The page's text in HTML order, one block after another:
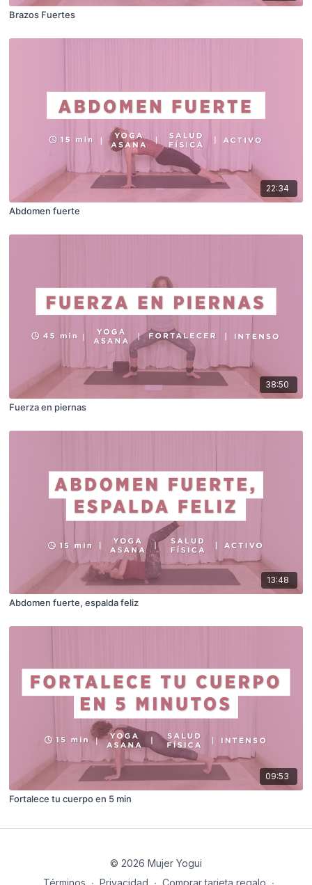
Brazos Fuertes
22:34
Abdomen fuerte
38:50
Fuerza en piernas
13:48
Abdomen fuerte, espalda feliz
09:53
Fortalece tu cuerpo en 5 min
© 2026 Mujer Yogui